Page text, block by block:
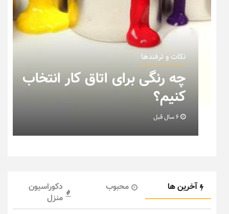
نکات و ترفندها
چه رنگی برای اتاق کار انتخاب
کنیم؟
آخرین ها محبوب
دکوراسیون
منزل